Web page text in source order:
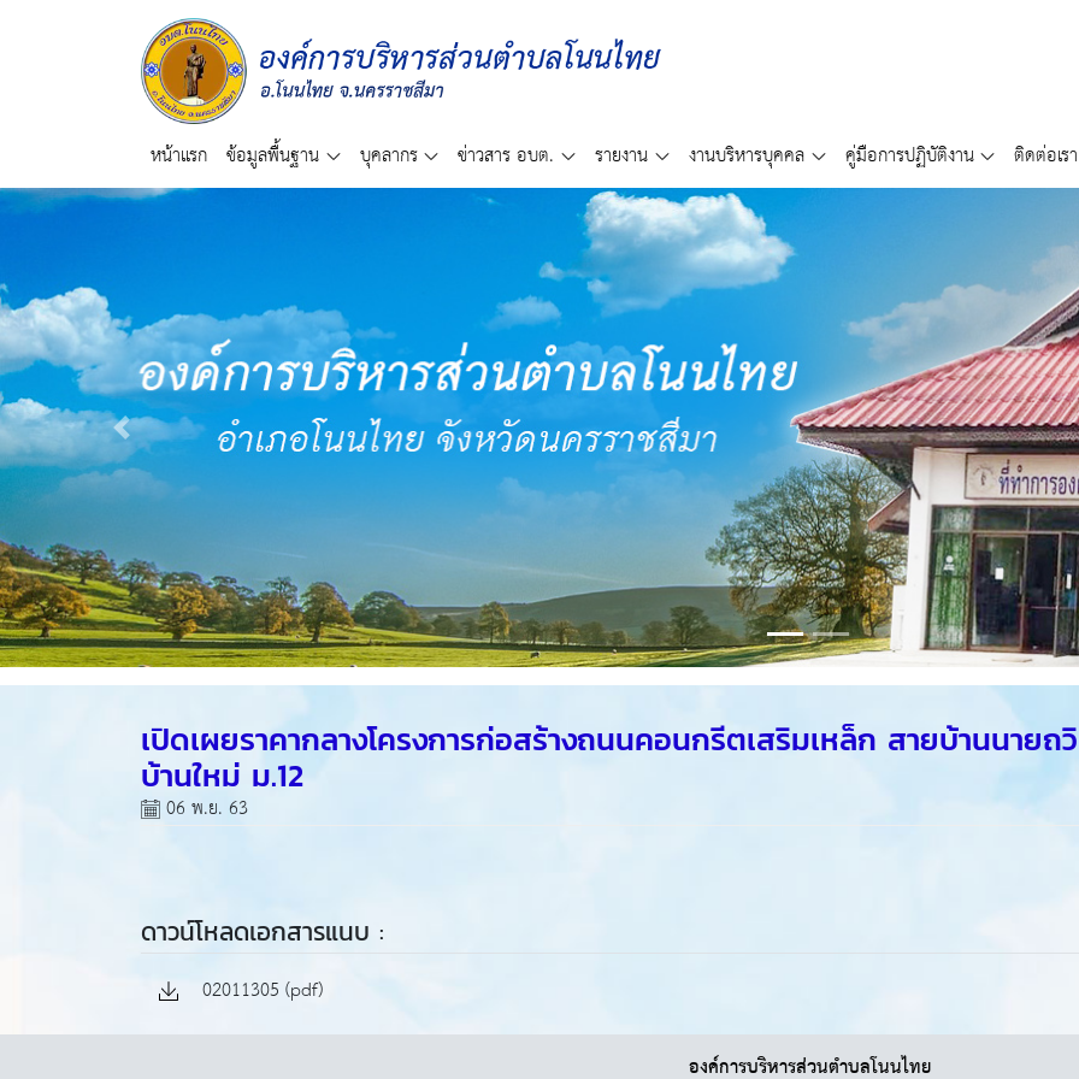
หน้าแรก ข้อมูลพื้นฐาน บุคลากร ข่าวสาร อบต. รายงาน งานบริหารบุคคล คู่มือการปฏิบัติงาน ติดต่อเรา
Previous
เปิดเผยราคากลางโครงการก่อสร้างถนนคอนกรีตเสริมเหล็ก สายบ้านนา
บ้านใหม่ ม.12
06 พ.ย. 63
ดาวน์โหลดเอกสารแนบ :
02011305 (pdf)
องค์การบริหารส่วนตำบลโนนไทย